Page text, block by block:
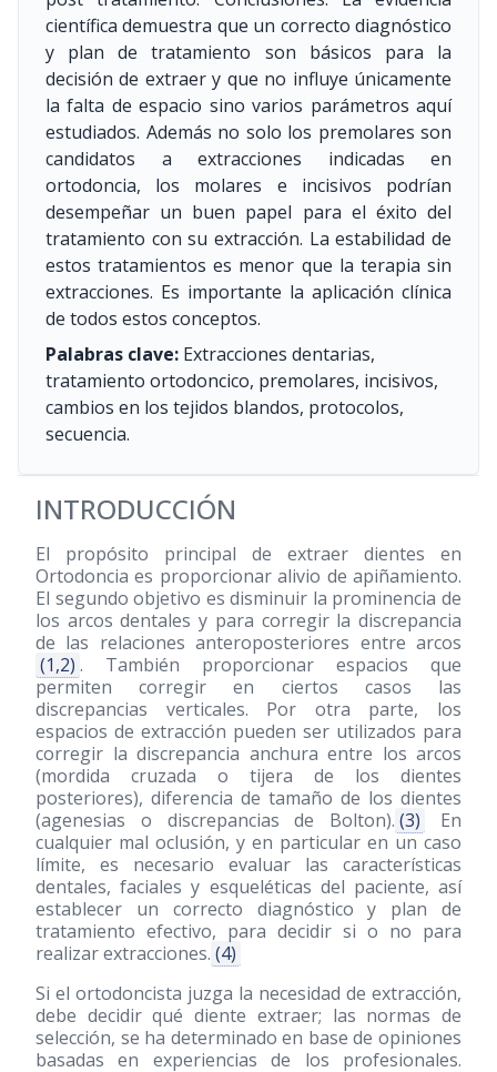
científica demuestra que un correcto diagnóstico
y plan de tratamiento son básicos para la
decisión de extraer y que no influye únicamente
la falta de espacio sino varios parámetros aquí
estudiados. Además no solo los premolares son
candidatos a extracciones indicadas en
ortodoncia, los molares e incisivos podrían
desempeñar un buen papel para el éxito del
tratamiento con su extracción. La estabilidad de
estos tratamientos es menor que la terapia sin
extracciones. Es importante la aplicación clínica
de todos estos conceptos.
Palabras clave: Extracciones dentarias,
tratamiento ortodoncico, premolares, incisivos,
cambios en los tejidos blandos, protocolos,
secuencia.
INTRODUCCIÓN
El propósito principal de extraer dientes en
Ortodoncia es proporcionar alivio de apiñamiento.
El segundo objetivo es disminuir la prominencia de
los arcos dentales y para corregir la discrepancia
de las relaciones anteroposteriores entre arcos
(1,2) . También proporcionar espacios que
permiten corregir en ciertos casos las
discrepancias verticales. Por otra parte, los
espacios de extracción pueden ser utilizados para
corregir la discrepancia anchura entre los arcos
(mordida cruzada o tijera de los dientes
posteriores), diferencia de tamaño de los dientes
(agenesias o discrepancias de Bolton). (3)
En
cualquier mal oclusión, y en particular en un caso
límite, es necesario evaluar las características
dentales, faciales y esqueléticas del paciente, así
establecer un correcto diagnóstico y plan de
tratamiento efectivo, para decidir si o no para
realizar extracciones. (4)
Si el ortodoncista juzga la necesidad de extracción,
debe decidir qué diente extraer; las normas de
selección, se ha determinado en base de opiniones
basadas en experiencias de los profesionales.